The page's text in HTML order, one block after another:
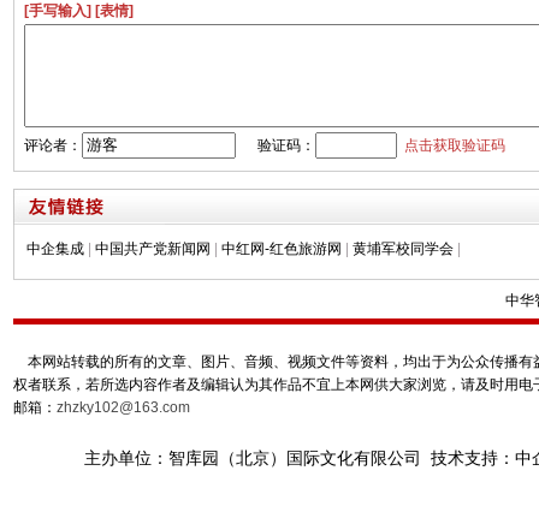
[手写输入] [表情]
评论者： 验证码： 点击获取验证码
中企集成 | 中国共产党新闻网 | 中红网-红色旅游网 | 黄埔军校同学会 |
中华
本网站转载的所有的文章、图片、音频、视频文件等资料，均出于为公众传播
权者联系，若所选内容作者及编辑认为其作品不宜上本网供大家浏览，请及时用
邮箱： zhzky102@163.com
主办单位：智库园（北京）国际文化有限公司 技术支持：